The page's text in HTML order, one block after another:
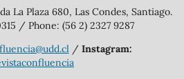
La Plaza 680, Las Condes, Santiago.
/ Phone: (56 2) 2327 9287
/ Instagram: